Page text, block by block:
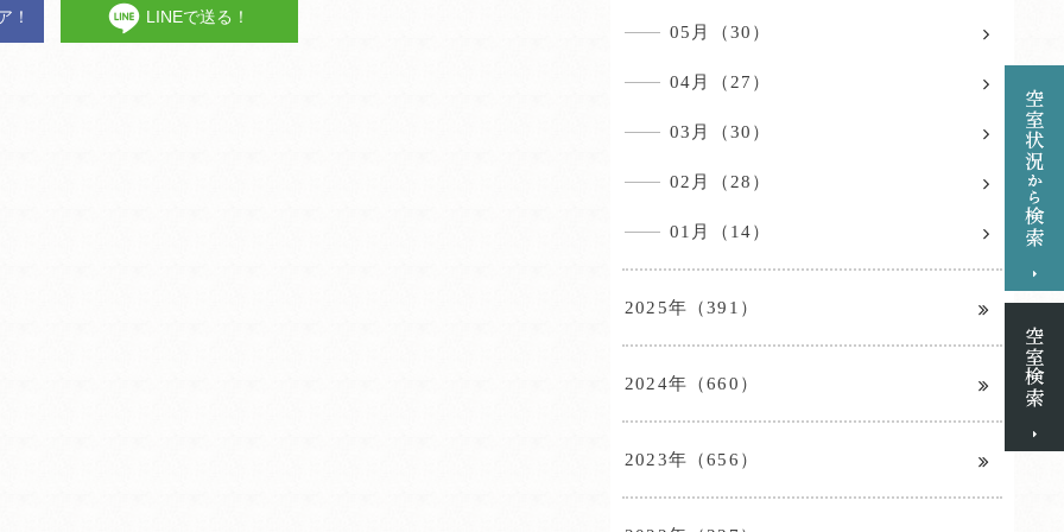
！ LINEで送る！
05月（30）
04月（27）
03月（30）
02月（28）
01月（14）
2025年（391）
2024年（660）
2023年（656）